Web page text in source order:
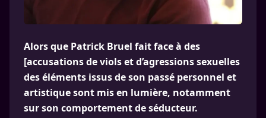
Alors que Patrick Bruel fait face à des
[accusations de viols et d’agressions sexuelles
des éléments issus de son passé personnel et
artistique sont mis en lumière, notamment
sur son comportement de séducteur.